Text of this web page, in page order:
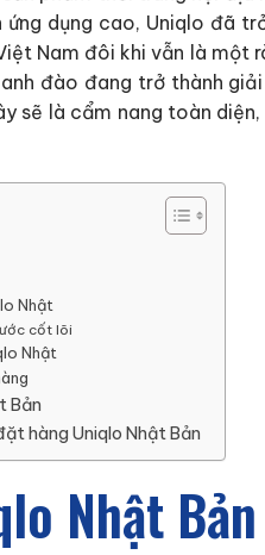
dụng cao, Uniqlo đã
Nam đôi khi vẫn là
đào đang trở thành
sẽ là cẩm nang toàn
Nhật
cốt lõi
Nhật
Bản
hàng Uniqlo Nhật Bản
Nhật Bản